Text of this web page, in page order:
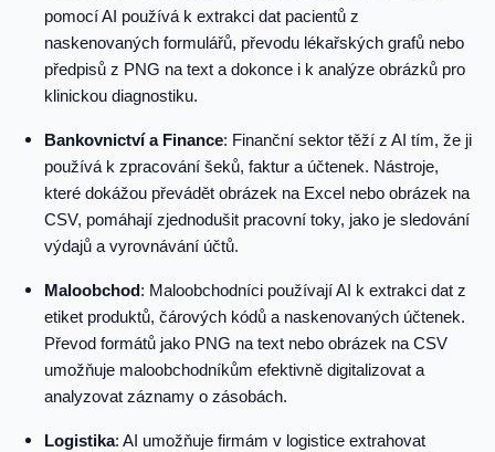
pomocí AI používá k extrakci dat pacientů z
naskenovaných formulářů, převodu lékařských grafů nebo
předpisů z PNG na text a dokonce i k analýze obrázků pro
klinickou diagnostiku.
Bankovnictví a Finance: Finanční sektor těží z AI tím, že ji
používá k zpracování šeků, faktur a účtenek. Nástroje,
které dokážou převádět obrázek na Excel nebo obrázek na
CSV, pomáhají zjednodušit pracovní toky, jako je sledování
výdajů a vyrovnávání účtů.
Maloobchod: Maloobchodníci používají AI k extrakci dat z
etiket produktů, čárových kódů a naskenovaných účtenek.
Převod formátů jako PNG na text nebo obrázek na CSV
umožňuje maloobchodníkům efektivně digitalizovat a
analyzovat záznamy o zásobách.
Logistika: AI umožňuje firmám v logistice extrahovat